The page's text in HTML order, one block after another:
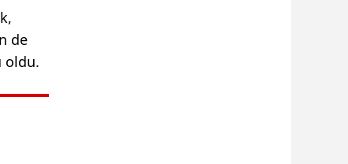
de
oldu.